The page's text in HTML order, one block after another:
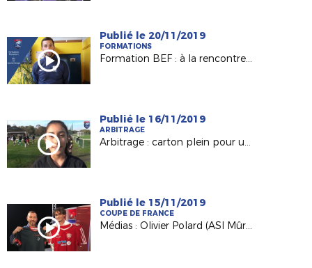
Publié le 20/11/2019
FORMATIONS
Formation BEF : à la rencontre de Benjamin Gauvin, candidat BEF en Apprentissage (AS Bourny Laval)
Publié le 16/11/2019
ARBITRAGE
Arbitrage : carton plein pour une formation 100% féminine !
Publié le 15/11/2019
COUPE DE FRANCE
Médias : Olivier Polard (ASI Mûrs-Erigné) invité de France 3